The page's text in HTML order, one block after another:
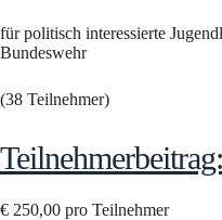
für politisch interessierte
Bundeswehr
(38 Teilnehmer)
Teilnehmerbeitrag:
€ 250,00 pro Teilnehmer